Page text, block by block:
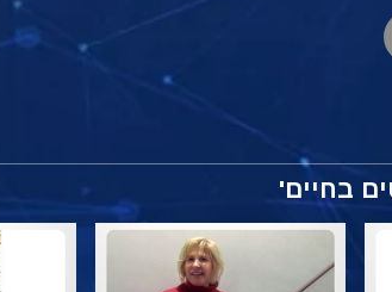
בחיים'